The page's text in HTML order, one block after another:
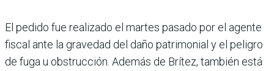
El pedido fue realizado el martes pasado por el agente
fiscal ante la gravedad del daño patrimonial y el peligro
de fuga u obstrucción. Además de Brítez, también está